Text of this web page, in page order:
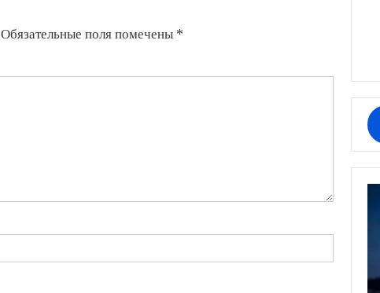
Обязательные поля помечены *